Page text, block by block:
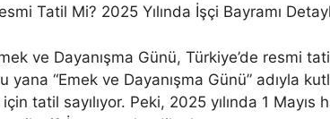
Tatil Mi? 2025 Yılında İşçi Bayramı
ve Dayanışma Günü, Türkiye’de resmi
yana “Emek ve Dayanışma Günü” adıyla
tatil sayılıyor. Peki, 2025 yılında 1